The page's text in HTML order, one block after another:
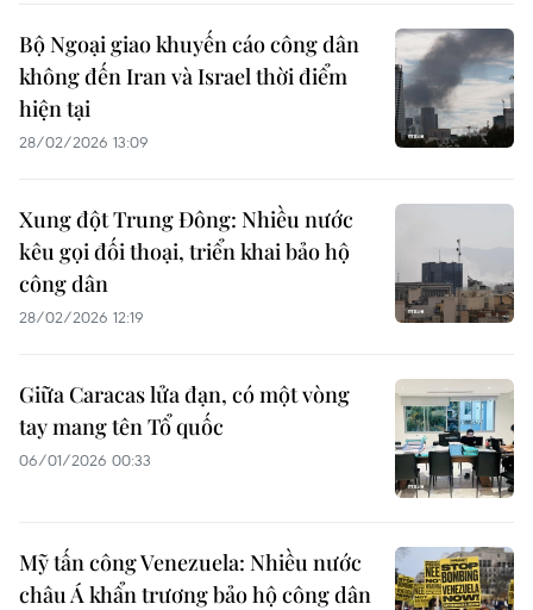
Bộ Ngoại giao khuyến cáo công dân
không đến Iran và Israel thời điểm
hiện tại
28/02/2026 13:09
Xung đột Trung Đông: Nhiều nước
kêu gọi đối thoại, triển khai bảo hộ
công dân
28/02/2026 12:19
Giữa Caracas lửa đạn, có một vòng
tay mang tên Tổ quốc
06/01/2026 00:33
Mỹ tấn công Venezuela: Nhiều nước
châu Á khẩn trương bảo hộ công dân